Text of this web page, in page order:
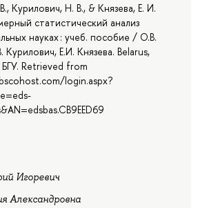
Курилович, Н. В., & Князева, Е. И.
статистический анализ
науках : учеб. пособие / О.В.
Е.И. Князева. Belarus,
Retrieved from
login.aspx?
Игоревич
Александровна